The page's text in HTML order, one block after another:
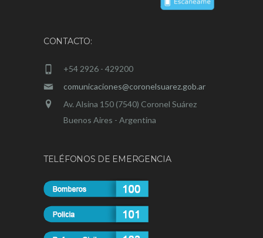
CONTACTO:
+54 2926 - 429200
comunicaciones@coronelsuarez.gob.ar
Av. Alsina 150 (7540) Coronel Suárez
Buenos Aires - Argentina
TELÉFONOS DE EMERGENCIA